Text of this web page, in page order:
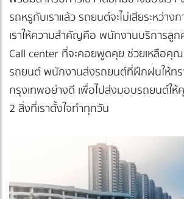
รถหรูกับเราแล้ว รถยนต์จะไม่เสียระหว่าง
เราให้ความสำคัญคือ พนักงานบริการลูก
Call center ที่จะคอยพูดคุย ช่วยเหลือคุ
รถยนต์ พนักงานส่งรถยนต์ที่ฝึกฝนให้ทร
กรุงเทพอย่างดี เพื่อไปส่งมอบรถยนต์ใ
2 สิ่งที่เราตั้งใจทำทุกวัน